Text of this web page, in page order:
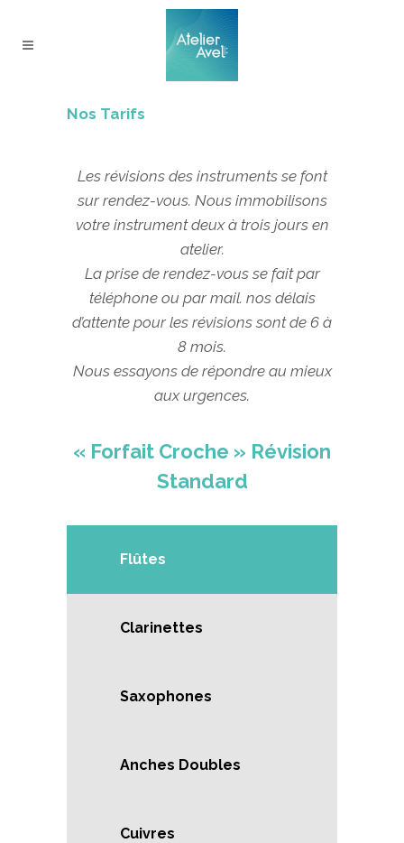
Nos Tarifs
Les révisions des instruments se font
sur rendez-vous. Nous immobilisons
votre instrument deux à trois jours en
atelier.
La prise de rendez-vous se fait par
téléphone ou par mail. nos délais
d’attente pour les révisions sont de 6 à
8 mois.
Nous essayons de répondre au mieux
aux urgences.
« Forfait Croche » Révision
Standard
Flûtes
Clarinettes
Saxophones
Anches Doubles
Cuivres